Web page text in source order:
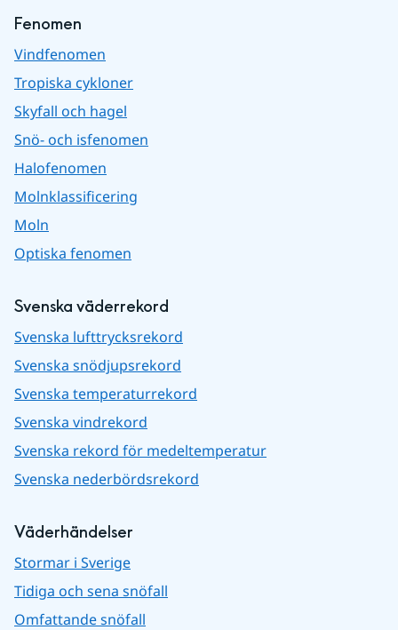
Fenomen
Vindfenomen
Tropiska cykloner
Skyfall och hagel
Snö- och isfenomen
Halofenomen
Molnklassificering
Moln
Optiska fenomen
Svenska väderrekord
Svenska lufttrycksrekord
Svenska snödjupsrekord
Svenska temperaturrekord
Svenska vindrekord
Svenska rekord för medeltemperatur
Svenska nederbördsrekord
Väderhändelser
Stormar i Sverige
Tidiga och sena snöfall
Omfattande snöfall